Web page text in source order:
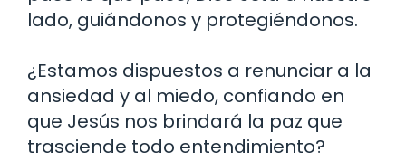
lado, guiándonos y protegiéndonos.
¿Estamos dispuestos a renunciar a la
ansiedad y al miedo, confiando en
que Jesús nos brindará la paz que
trasciende todo entendimiento?